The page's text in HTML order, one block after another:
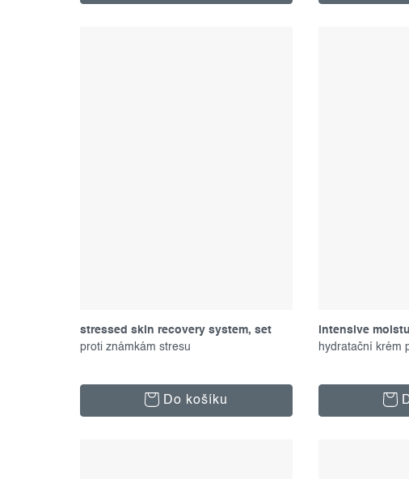
stressed skin recovery system, set
produktů
proti známkám stresu
Do košíku
intensive
hydratační krém